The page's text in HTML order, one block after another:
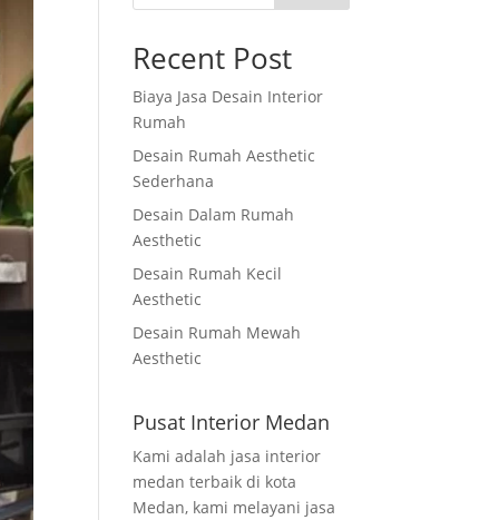
Recent Post
Biaya Jasa Desain Interior
Rumah
Desain Rumah Aesthetic
Sederhana
Desain Dalam Rumah
Aesthetic
Desain Rumah Kecil
Aesthetic
Desain Rumah Mewah
Aesthetic
Pusat Interior Medan
Kami adalah jasa interior
medan terbaik di kota
Medan, kami melayani jasa